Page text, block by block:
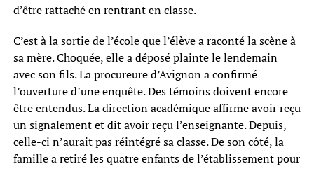
d’être rattaché en rentrant en classe.
C’est à la sortie de l’école que l’élève a raconté la scène à
sa mère. Choquée, elle a déposé plainte le lendemain
avec son fils. La procureure d’Avignon a confirmé
l’ouverture d’une enquête. Des témoins doivent encore
être entendus. La direction académique affirme avoir reçu
un signalement et dit avoir reçu l’enseignante. Depuis,
celle-ci n’aurait pas réintégré sa classe. De son côté, la
famille a retiré les quatre enfants de l’établissement pour